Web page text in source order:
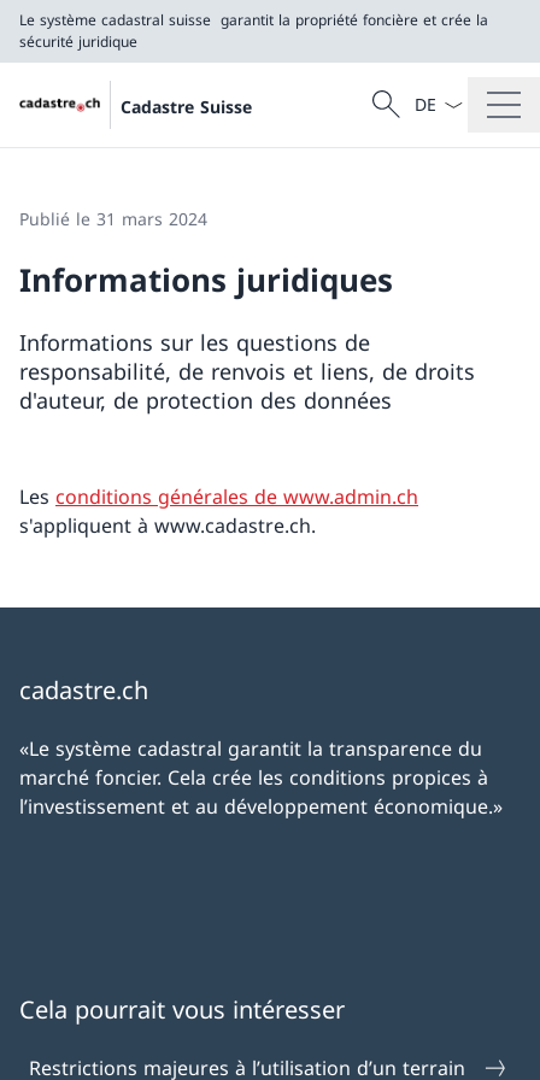
Le système cadastral suisse garantit la propriété foncière et crée la
sécurité juridique
Cadastre Suisse
garantit la propriété foncière et crée la sécurité
Recherche
Recherche
La langue
Publié le 31 mars 2024
Informations juridiques
Informations sur les questions de
responsabilité, de renvois et liens, de droits
d'auteur, de protection des données
Les conditions générales de www.admin.ch
s'appliquent à www.cadastre.ch.
cadastre.ch
«Le système cadastral garantit la transparence du
marché foncier. Cela crée les conditions propices à
l’investissement et au développement économique.»
Cela pourrait vous intéresser
Restrictions majeures à l’utilisation d’un terrain